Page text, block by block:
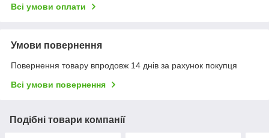
Всі умови оплати
Умови повернення
Повернення товару впродовж 14 днів за рахунок покупця
Всі умови повернення
Подібні товари компанії